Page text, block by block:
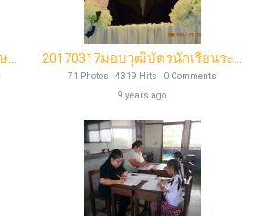
20170322แสวงบุญและทัศนศึกษาดูงาน 20170317มอบวุฒิบัตรนักเรียนระดับ ป.6 และ ม.3
71 Photos ‧ 4319 Hits ‧ 0 Comments
9 years ago